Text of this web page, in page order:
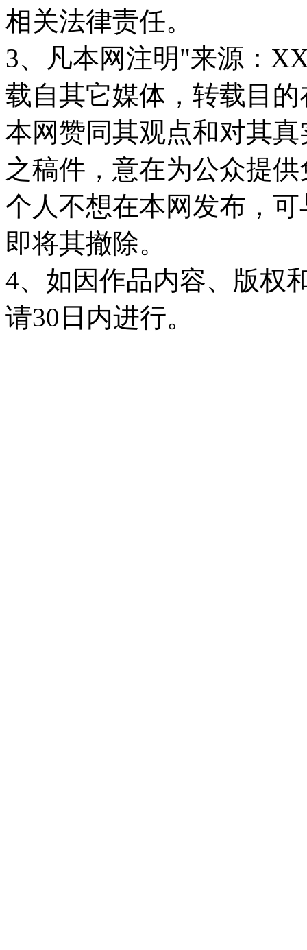
相关法律责任。
3、凡本网注明"来源：
载自其它媒体，转载目
本网赞同其观点和对其
之稿件，意在为公众提
个人不想在本网发布，
即将其撤除。
4、如因作品内容、版权
请30日内进行。